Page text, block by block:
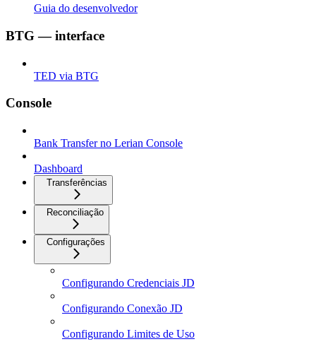
Guia do desenvolvedor
BTG — interface
TED via BTG
Console
Bank Transfer no Lerian Console
Dashboard
Transferências
Reconciliação
Configurações
Configurando Credenciais JD
Configurando Conexão JD
Configurando Limites de Uso